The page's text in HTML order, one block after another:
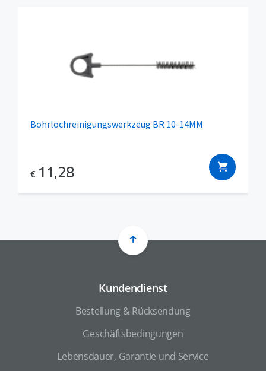
Bohrlochreinigungswerkzeug BR 10-14MM
€ 11,28
Kundendienst
Bestellung & Rücksendung
Geschäftsbedingungen
Lebensdauer, Garantie und Service